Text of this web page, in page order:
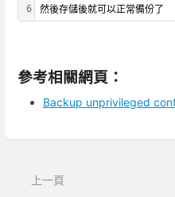
6
然後存儲後就可以正常備份了
參考相關網頁：
Backup unprivileged
段上一頁